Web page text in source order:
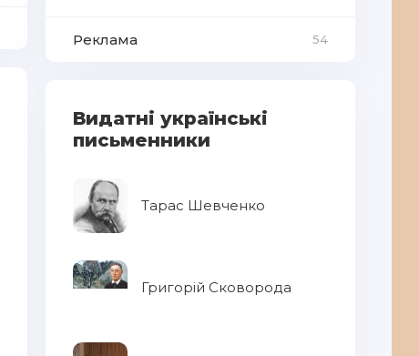
Реклама 54
Видатні українські
письменники
Тарас Шевченко
Григорій Сковорода